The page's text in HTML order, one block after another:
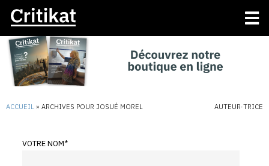
ACCUEIL » ARCHIVES POUR JOSUÉ MOREL AUTEUR·TRICE
VOTRE NOM*